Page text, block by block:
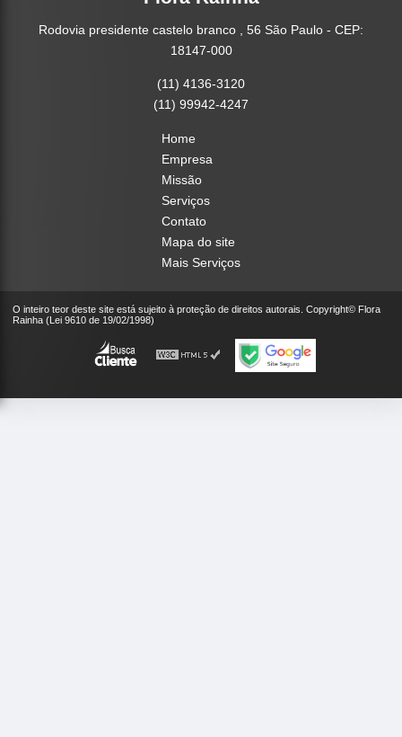
Rodovia presidente castelo branco , 56 São Paulo - CEP:
18147-000
(11) 4136-3120
(11) 99942-4247
Home
Empresa
Missão
Serviços
Contato
Mapa do site
Mais Serviços
O inteiro teor deste site está sujeito à proteção de direitos autorais. Copyright© Flora
Rainha (Lei 9610 de 19/02/1998)